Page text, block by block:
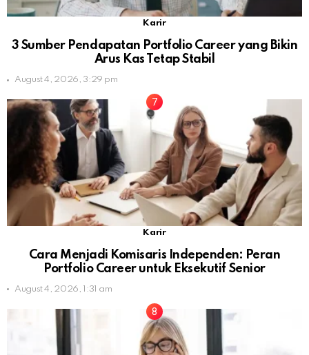
Karir
3 Sumber Pendapatan Portfolio Career yang Bikin
Arus Kas Tetap Stabil
August 4, 2026, 3:29 pm
Karir
Cara Menjadi Komisaris Independen: Peran
Portfolio Career untuk Eksekutif Senior
August 4, 2026, 1:31 am